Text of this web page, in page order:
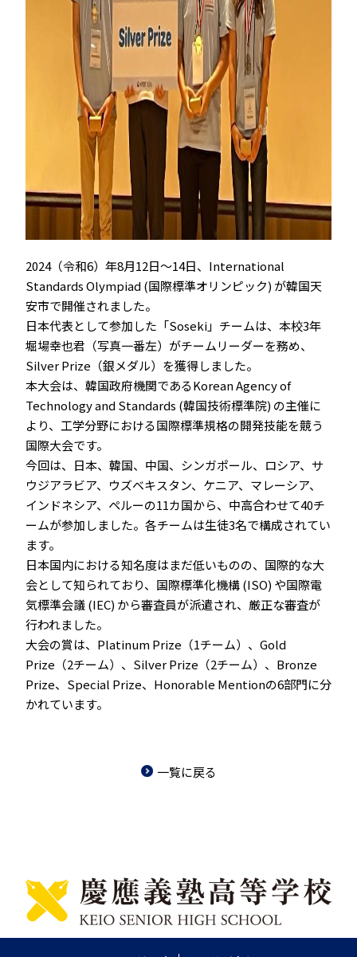
2024（令和6）年8月12日～14日、International
Standards Olympiad (国際標準オリンピック) が韓国天
安市で開催されました。
日本代表として参加した「Soseki」チームは、本校3年
堀場幸也君（写真一番左）がチームリーダーを務め、
Silver Prize（銀メダル）を獲得しました。
本大会は、韓国政府機関であるKorean Agency of
Technology and Standards (韓国技術標準院) の主催に
より、工学分野における国際標準規格の開発技能を競う
国際大会です。
今回は、日本、韓国、中国、シンガポール、ロシア、サ
ウジアラビア、ウズベキスタン、ケニア、マレーシア、
インドネシア、ペルーの11カ国から、中高合わせて40チ
ームが参加しました。各チームは生徒3名で構成されてい
ます。
日本国内における知名度はまだ低いものの、国際的な大
会として知られており、国際標準化機構 (ISO) や国際電
気標準会議 (IEC) から審査員が派遣され、厳正な審査が
行われました。
大会の賞は、Platinum Prize（1チーム）、Gold
Prize（2チーム）、Silver Prize（2チーム）、Bronze
Prize、Special Prize、Honorable Mentionの6部門に分
かれています。
一覧に戻る